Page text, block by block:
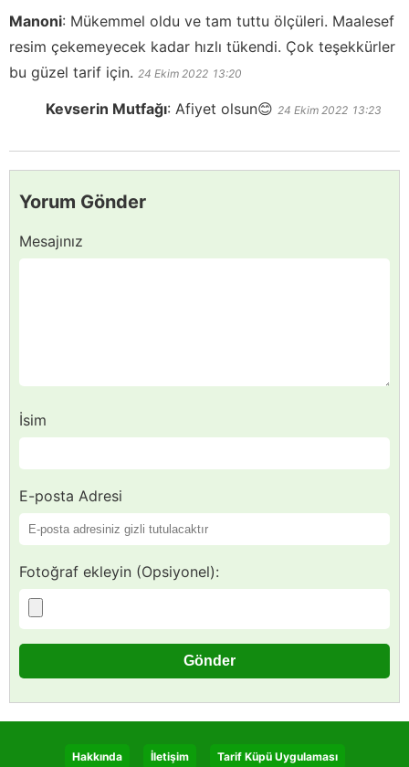
Manoni: Mükemmel oldu ve tam tuttu ölçüleri. Maalesef
resim çekemeyecek kadar hızlı tükendi. Çok teşekkürler
bu güzel tarif için. 24 Ekim 2022 13:20
Kevserin Mutfağı: Afiyet olsun😊 24 Ekim 2022 13:23
Yorum Gönder
Mesajınız
İsim
E-posta Adresi
Fotoğraf ekleyin (Opsiyonel):
Hakkında İletişim Tarif Küpü Uygulaması